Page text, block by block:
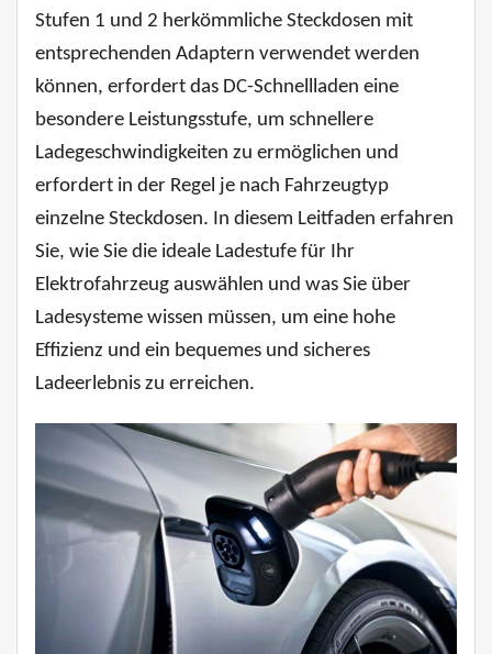
Stufen 1 und 2 herkömmliche Steckdosen mit
entsprechenden Adaptern verwendet werden
können, erfordert das DC-Schnellladen eine
besondere Leistungsstufe, um schnellere
Ladegeschwindigkeiten zu ermöglichen und
erfordert in der Regel je nach Fahrzeugtyp
einzelne Steckdosen. In diesem Leitfaden erfahren
Sie, wie Sie die ideale Ladestufe für Ihr
Elektrofahrzeug auswählen und was Sie über
Ladesysteme wissen müssen, um eine hohe
Effizienz und ein bequemes und sicheres
Ladeerlebnis zu erreichen.